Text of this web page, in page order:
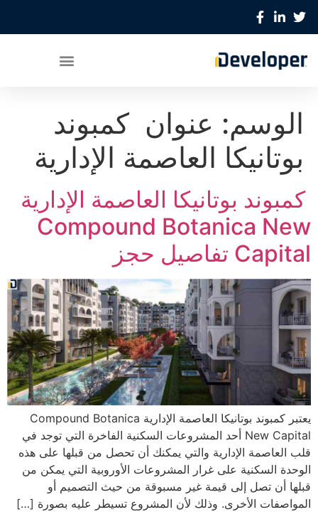
الوسم: عنوان كمبوند
بوتانيكا العاصمة الإدارية
كمبوند بوتانيكا العاصمة الإدارية
Compound Botanica New
Capital تفاصيل حجز
يعتبر كمبوند بوتانيكا العاصمة الإدارية Compound Botanica
New Capital أحد المشروعات السكنية الفاخرة التي توجد في
قلب العاصمة الإدارية والتي يمكنك أن تحصل من قبلها على هذه
الوحدة السكنية على غرار المشروعات الأوروبية التي يمكن من
قبلها أن تصل إلى قيمة غير مسبوقة من حيث التصميم أو
المواصفات الأخرى. وذلك لأن المشروع تسيطر عليه بصورة […]